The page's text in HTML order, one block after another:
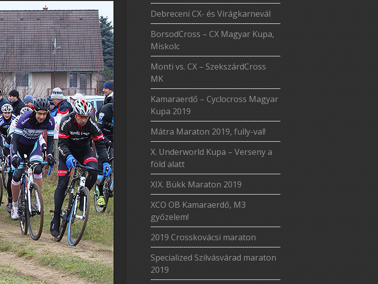
Debreceni CX- és Virágkarnevál
BorsodCross – CX Magyar Kupa,
Miskolc
Monti vs. CX – SzekszárdCross
MK
Kamaraerdő – Cyclocross Magyar
Kupa 2019
Mátra Maraton 2019, fully-val!
X. Underworld Kupa – Verseny a
föld alatt
XIX. Bükk Maraton 2019
XCO OB Kamaraerdő, M3
győzelem!
2019 Crosskovácsi maraton
Specialized Szilvásvárad maraton
2019